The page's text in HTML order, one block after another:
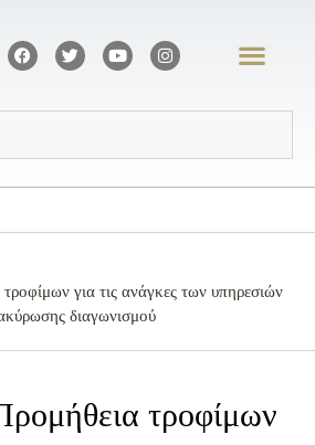
για τις ανάγκες των υπηρεσιών
διαγωνισμού
τροφίμων